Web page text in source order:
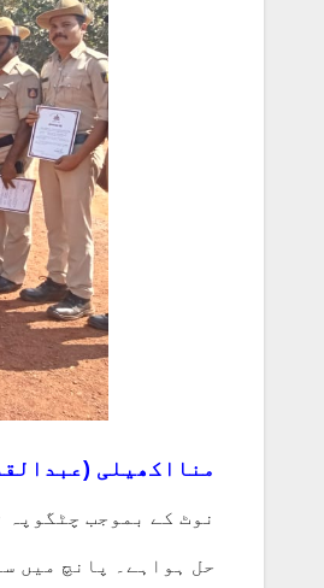
منااکھیلی
نوٹ کے بموجب